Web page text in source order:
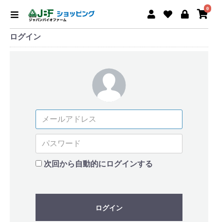
0
ログイン
次回から自動的にログインする
ログイン